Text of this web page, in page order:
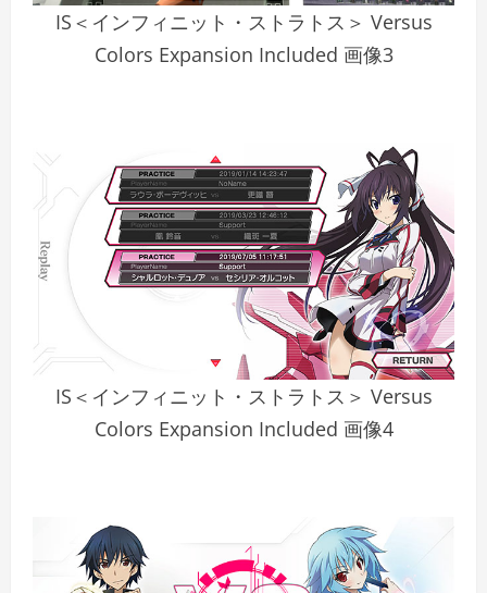
IS＜インフィニット・ストラトス＞ Versus
Colors Expansion Included 画像3
IS＜インフィニット・ストラトス＞ Versus
Colors Expansion Included 画像4